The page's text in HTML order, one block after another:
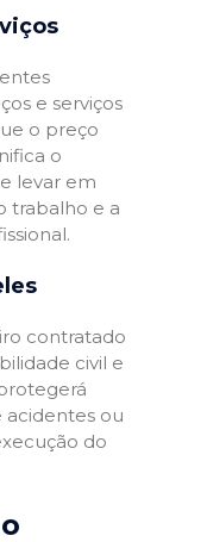
e serviços
o preço
o
levar em
trabalho e a
contratado
civil e
acidentes ou
do